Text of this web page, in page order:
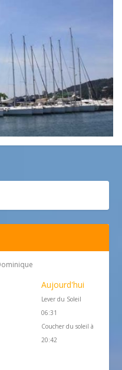
Aujourd'hui
Lever du Soleil
06:31
Coucher du soleil à
20:42